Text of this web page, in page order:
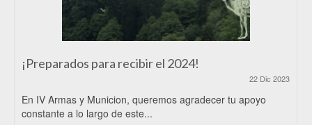
¡Preparados para recibir el 2024!
22 Dic 2023
En IV Armas y Municion, queremos agradecer tu apoyo
constante a lo largo de este...